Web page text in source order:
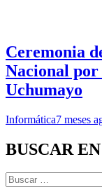
Ceremonia
Nacional por
Uchumayo
Informática7 meses
BUSCAR
Buscar: